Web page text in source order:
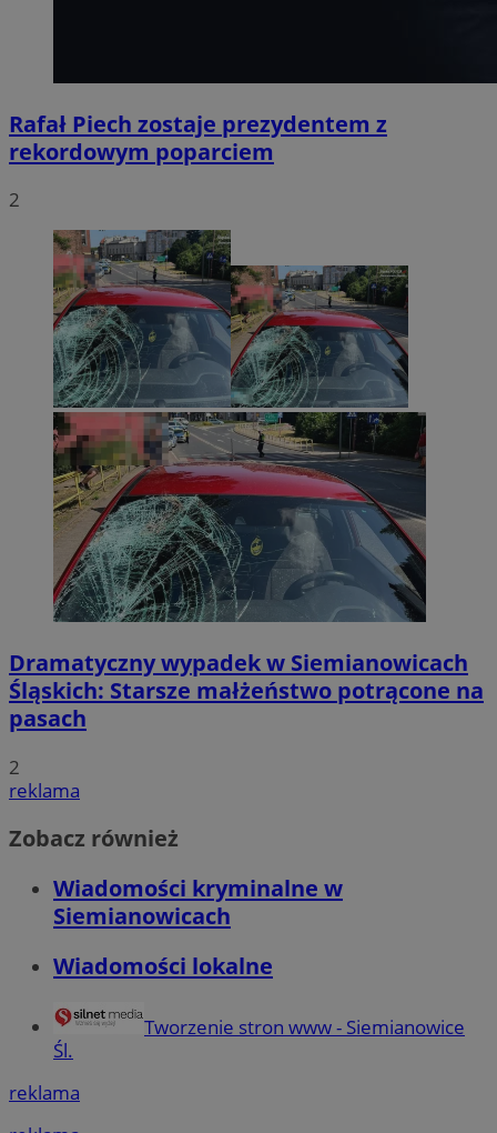
Rafał Piech zostaje prezydentem z
rekordowym poparciem
2
Dramatyczny wypadek w Siemianowicach
Śląskich: Starsze małżeństwo potrącone na
pasach
2
reklama
Zobacz również
Wiadomości kryminalne w
Siemianowicach
Wiadomości lokalne
Tworzenie stron www - Siemianowice
Śl.
reklama